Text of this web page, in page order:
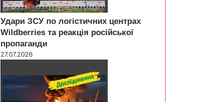
Удари ЗСУ по логістичних центрах
Wildberries та реакція російської
пропаганди
27.07.2026